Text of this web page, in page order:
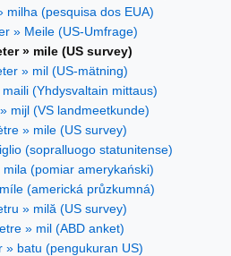
milha (pesquisa dos EUA)
» Meile (US-Umfrage)
» mile (US survey)
» mil (US-mätning)
(Yhdysvaltain mittaus)
mijl (VS landmeetkunde)
» mile (US survey)
(sopralluogo statunitense)
(pomiar amerykański)
(americká průzkumná)
» milă (US survey)
» mil (ABD anket)
» batu (pengukuran US)